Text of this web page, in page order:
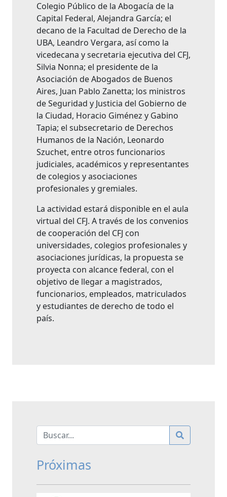
Colegio Público de la Abogacía de la
Capital Federal, Alejandra García; el
decano de la Facultad de Derecho de la
UBA, Leandro Vergara, así como la
vicedecana y secretaria ejecutiva del CFJ,
Silvia Nonna; el presidente de la
Asociación de Abogados de Buenos
Aires, Juan Pablo Zanetta; los ministros
de Seguridad y Justicia del Gobierno de
la Ciudad, Horacio Giménez y Gabino
Tapia; el subsecretario de Derechos
Humanos de la Nación, Leonardo
Szuchet, entre otros funcionarios
judiciales, académicos y representantes
de colegios y asociaciones
profesionales y gremiales.
La actividad estará disponible en el aula
virtual del CFJ. A través de los convenios
de cooperación del CFJ con
universidades, colegios profesionales y
asociaciones jurídicas, la propuesta se
proyecta con alcance federal, con el
objetivo de llegar a magistrados,
funcionarios, empleados, matriculados
y estudiantes de derecho de todo el
país.
Próximas